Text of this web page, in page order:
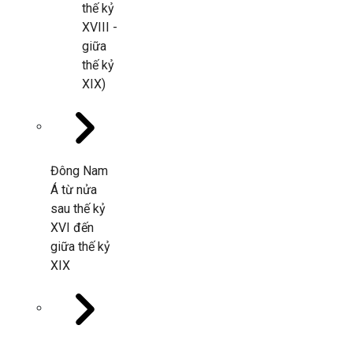
thế kỷ
XVIII -
giữa
thế kỷ
XIX)
Đông Nam
Á từ nửa
sau thế kỷ
XVI đến
giữa thế kỷ
XIX